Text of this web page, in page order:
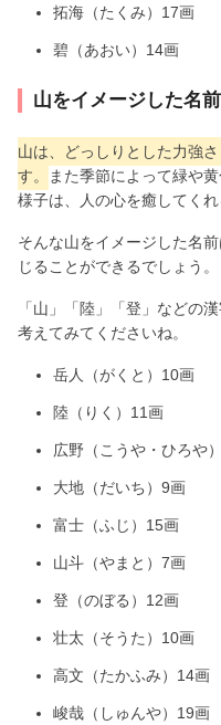
拓海（たくみ）17画
碧（あおい）14画
山をイメージした名前
山は、どっしりとした力強
す。
また季節によって緑や
様子は、人の心を癒してくれ
そんな山をイメージした名
じることができるでしょう。
「山」「陸」「登」などの
考えてみてくださいね。
岳人（がくと）10画
陸（りく）11画
広野（こうや・ひろや
大地（だいち）9画
富士（ふじ）15画
山斗（やまと）7画
登（のぼる）12画
壮太（そうた）10画
高文（たかふみ）14画
峻哉（しゅんや）19画